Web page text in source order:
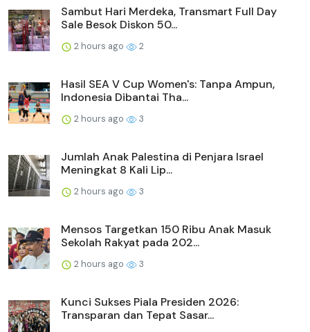
Sambut Hari Merdeka, Transmart Full Day
Sale Besok Diskon 50...
2 hours ago 2
Hasil SEA V Cup Women's: Tanpa Ampun,
Indonesia Dibantai Tha...
2 hours ago 3
Jumlah Anak Palestina di Penjara Israel
Meningkat 8 Kali Lip...
2 hours ago 3
Mensos Targetkan 150 Ribu Anak Masuk
Sekolah Rakyat pada 202...
2 hours ago 3
Kunci Sukses Piala Presiden 2026:
Transparan dan Tepat Sasar...